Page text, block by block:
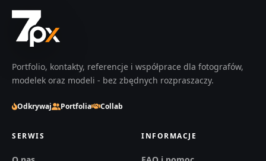
Portfolio, kontakty, referencje i współprace dla fotografów,
modelek oraz modeli - bez zbędnych rozpraszaczy.
Odkrywaj Portfolia Collab
SERWIS INFORMACJE